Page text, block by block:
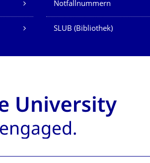
Notfallnummern
SLUB (Bibliothek)